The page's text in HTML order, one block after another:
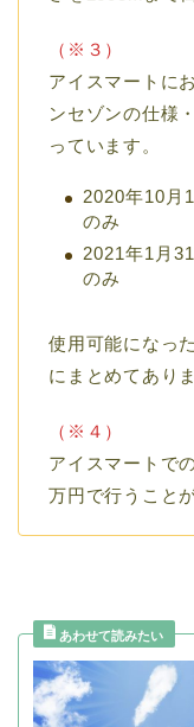
（※３）
アイスマートに
ンセゾンの仕様
っています。
2020年10月
のみ
2021年1月
のみ
使用可能になっ
にまとめてあり
（※４）
アイスマートで
万円で行うこと